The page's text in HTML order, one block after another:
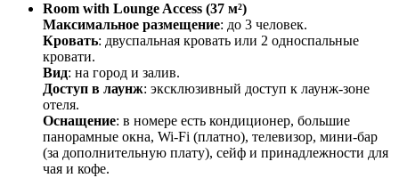
Room with Lounge Access (37 м²)
Максимальное размещение: до 3 человек.
Кровать: двуспальная кровать или 2 односпальные
кровати.
Вид: на город и залив.
Доступ в лаунж: эксклюзивный доступ к лаунж-зоне
отеля.
Оснащение: в номере есть кондиционер, большие
панорамные окна, Wi-Fi (платно), телевизор, мини-бар
(за дополнительную плату), сейф и принадлежности для
чая и кофе.